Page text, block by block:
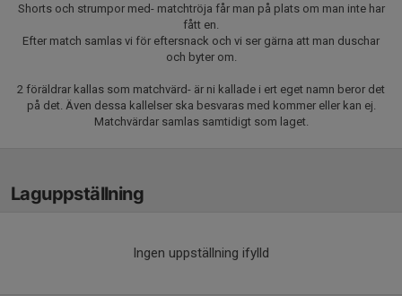
Shorts och strumpor med- matchtröja får man på plats om man inte har
fått en.
Efter match samlas vi för eftersnack och vi ser gärna att man duschar
och byter om.
2 föräldrar kallas som matchvärd- är ni kallade i ert eget namn beror det
på det. Även dessa kallelser ska besvaras med kommer eller kan ej.
Matchvärdar samlas samtidigt som laget.
Laguppställning
Ingen uppställning ifylld